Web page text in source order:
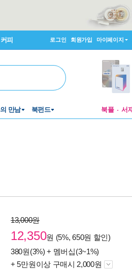
커피 로그인 회원가입 마이페이지
만남 북펀드 북플 서
13,000원
12,350원 (5%, 650원 할인)
380원(3%) + 멤버십(3~1%)
+ 5만원이상 구매시 2,000원